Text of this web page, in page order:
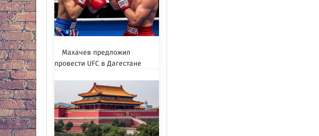
Махачев предложил
провести UFC в Дагестане